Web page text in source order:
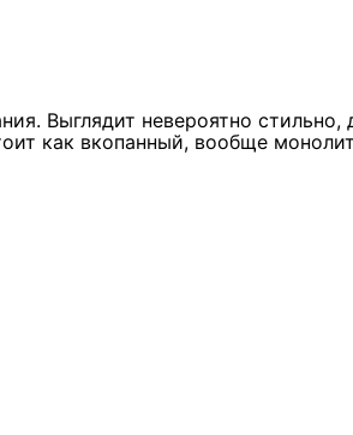
Выглядит невероятно стильно,
как вкопанный, вообще